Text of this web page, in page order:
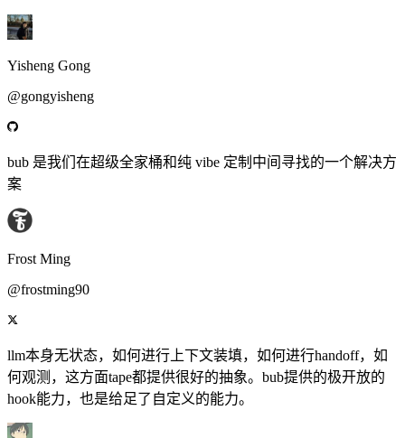
Yisheng Gong
@gongyisheng
bub 是我们在超级全家桶和纯 vibe 定制中间寻找的一个解决方
案
Frost Ming
@frostming90
llm本身无状态，如何进行上下文装填，如何进行handoff，如
何观测，这方面tape都提供很好的抽象。bub提供的极开放的
hook能力，也是给足了自定义的能力。